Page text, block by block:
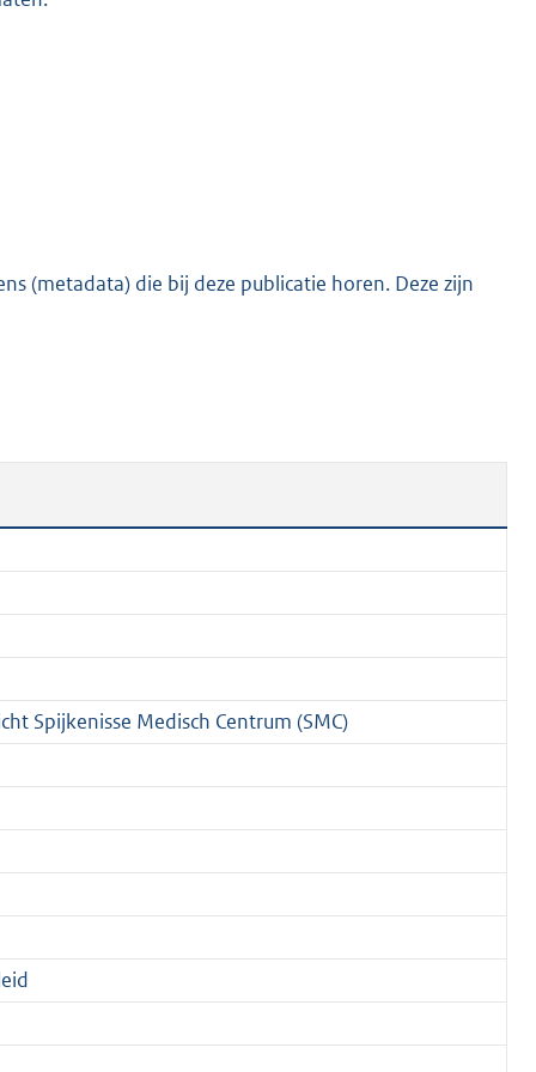
(metadata) die bij deze publicatie horen. Deze zijn
Spijkenisse Medisch Centrum (SMC)